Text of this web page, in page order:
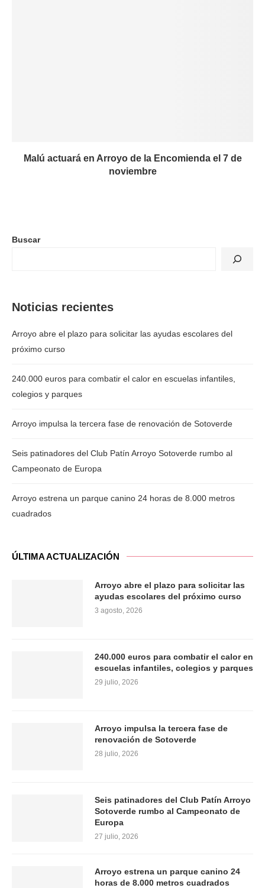
Malú actuará en Arroyo de la Encomienda el 7 de
noviembre
Buscar
Noticias recientes
Arroyo abre el plazo para solicitar las ayudas escolares del
próximo curso
240.000 euros para combatir el calor en escuelas infantiles,
colegios y parques
Arroyo impulsa la tercera fase de renovación de Sotoverde
Seis patinadores del Club Patín Arroyo Sotoverde rumbo al
Campeonato de Europa
Arroyo estrena un parque canino 24 horas de 8.000 metros
cuadrados
ÚLTIMA ACTUALIZACIÓN
Arroyo abre el plazo para solicitar las
ayudas escolares del próximo curso
3 agosto, 2026
240.000 euros para combatir el calor en
escuelas infantiles, colegios y parques
29 julio, 2026
Arroyo impulsa la tercera fase de
renovación de Sotoverde
28 julio, 2026
Seis patinadores del Club Patín Arroyo
Sotoverde rumbo al Campeonato de
Europa
27 julio, 2026
Arroyo estrena un parque canino 24
horas de 8.000 metros cuadrados